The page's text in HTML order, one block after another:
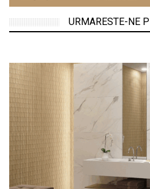
URMARESTE-NE